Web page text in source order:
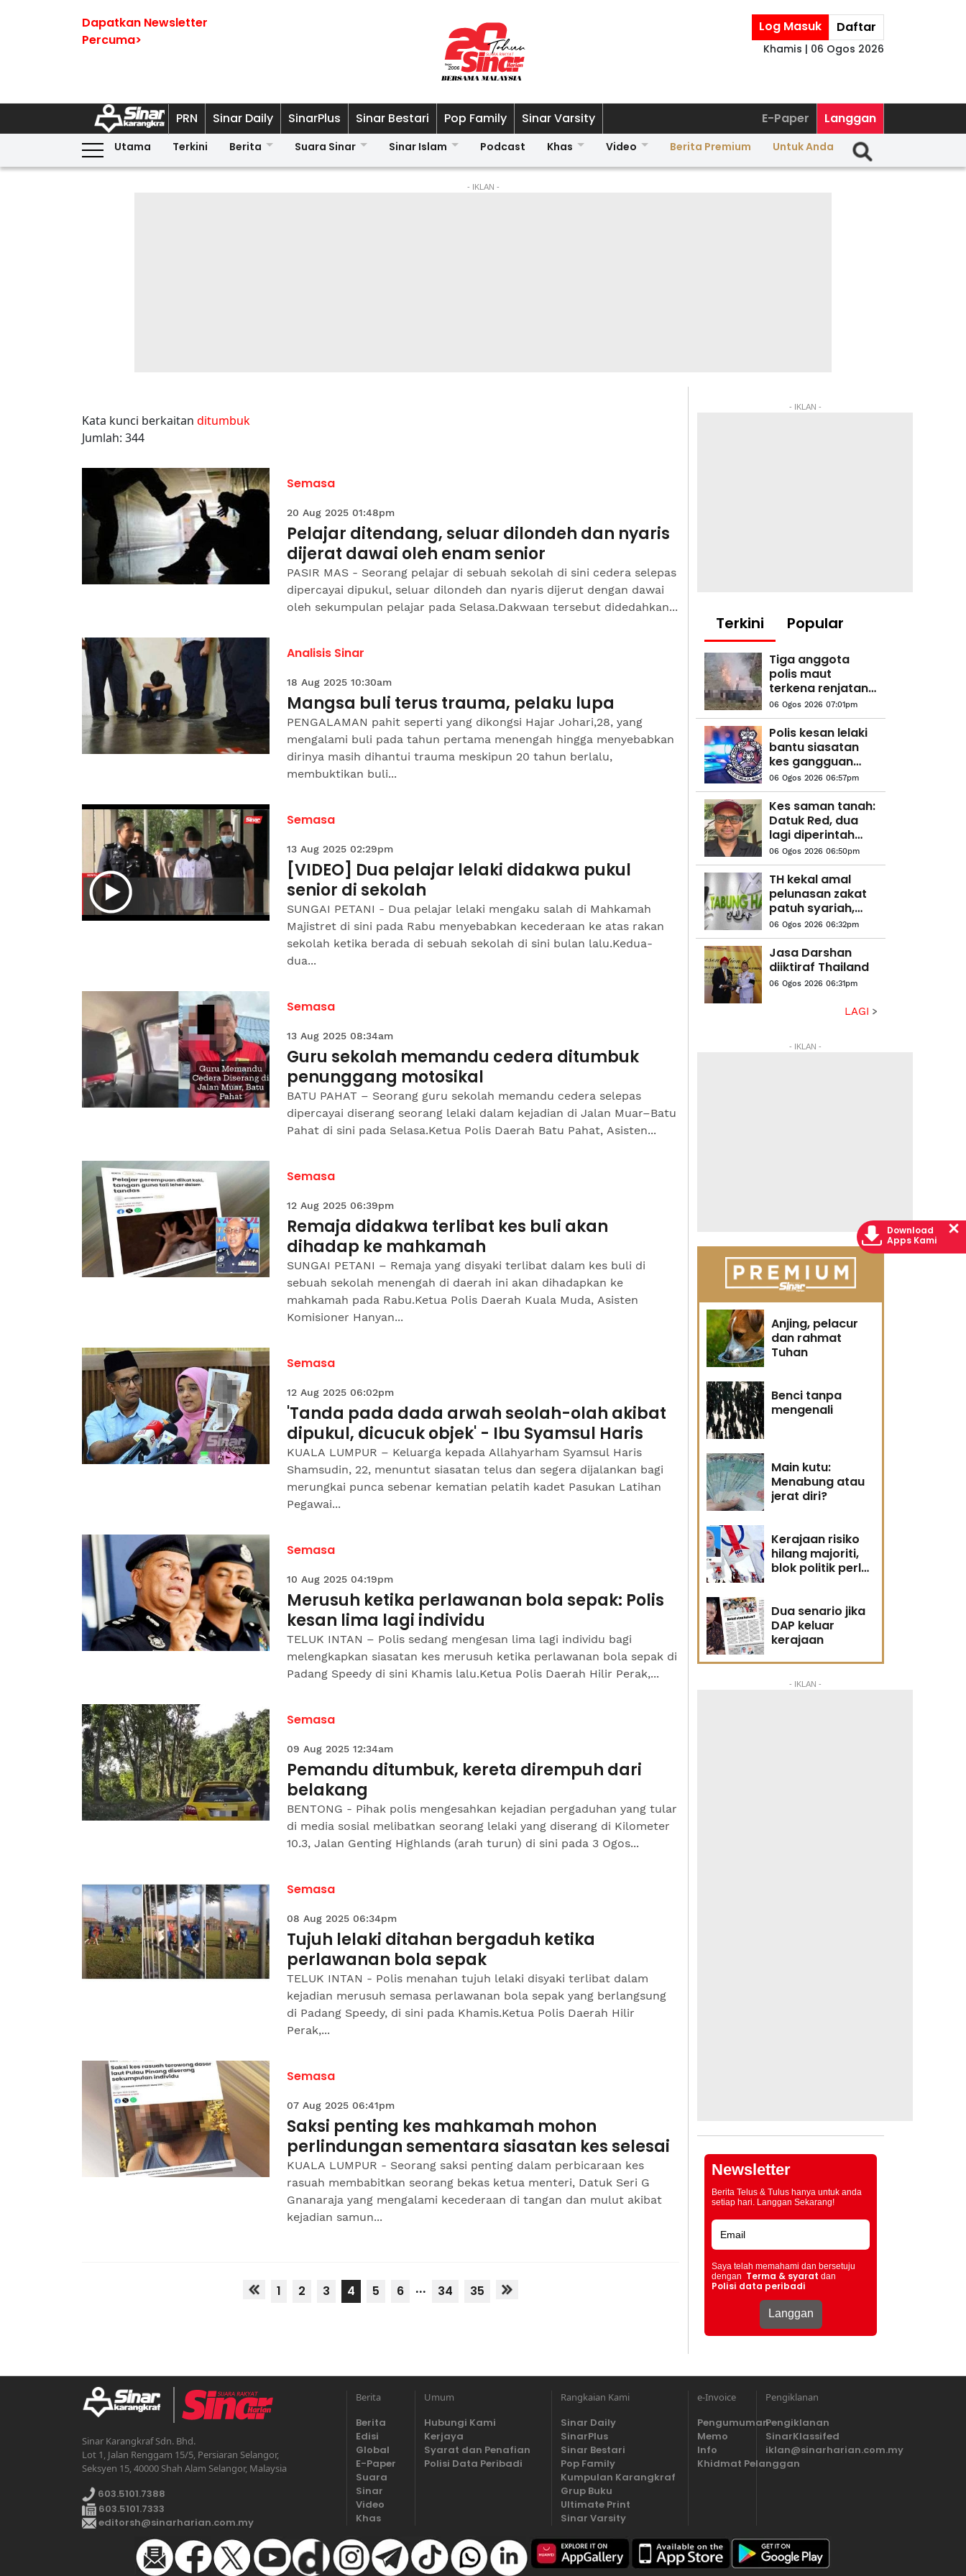
Dapatkan Newsletter
Percuma>
Log Masuk Daftar
Khamis | 06 Ogos 2026
PRN Sinar Daily SinarPlus Sinar Bestari Pop Family Sinar Varsity E-Paper Langgan
Utama Terkini Berita Suara Sinar Sinar Islam Podcast Khas Video Berita Premium Untuk Anda
- IKLAN -
Kata kunci berkaitan ditumbuk
Jumlah: 344
Semasa
20 Aug 2025 01:48pm
Pelajar ditendang, seluar dilondeh dan nyaris
dijerat dawai oleh enam senior
PASIR MAS - Seorang pelajar di sebuah sekolah di sini cedera selepas
dipercayai dipukul, seluar dilondeh dan nyaris dijerut dengan dawai
oleh sekumpulan pelajar pada Selasa.Dakwaan tersebut didedahkan...
Analisis Sinar
18 Aug 2025 10:30am
Mangsa buli terus trauma, pelaku lupa
PENGALAMAN pahit seperti yang dikongsi Hajar Johari,28, yang
mengalami buli pada tahun pertama menengah hingga menyebabkan
dirinya masih dihantui trauma meskipun 20 tahun berlalu,
membuktikan buli...
Semasa
13 Aug 2025 02:29pm
[VIDEO] Dua pelajar lelaki didakwa pukul
senior di sekolah
SUNGAI PETANI - Dua pelajar lelaki mengaku salah di Mahkamah
Majistret di sini pada Rabu menyebabkan kecederaan ke atas rakan
sekolah ketika berada di sebuah sekolah di sini bulan lalu.Kedua-
dua...
Semasa
13 Aug 2025 08:34am
Guru sekolah memandu cedera ditumbuk
penunggang motosikal
BATU PAHAT – Seorang guru sekolah memandu cedera selepas
dipercayai diserang seorang lelaki dalam kejadian di Jalan Muar–Batu
Pahat di sini pada Selasa.Ketua Polis Daerah Batu Pahat, Asisten...
Semasa
12 Aug 2025 06:39pm
Remaja didakwa terlibat kes buli akan
dihadap ke mahkamah
SUNGAI PETANI – Remaja yang disyaki terlibat dalam kes buli di
sebuah sekolah menengah di daerah ini akan dihadapkan ke
mahkamah pada Rabu.Ketua Polis Daerah Kuala Muda, Asisten
Komisioner Hanyan...
Semasa
12 Aug 2025 06:02pm
'Tanda pada dada arwah seolah-olah akibat
dipukul, dicucuk objek' - Ibu Syamsul Haris
KUALA LUMPUR – Keluarga kepada Allahyarham Syamsul Haris
Shamsudin, 22, menuntut siasatan telus dan segera dijalankan bagi
merungkai punca sebenar kematian pelatih kadet Pasukan Latihan
Pegawai...
Semasa
10 Aug 2025 04:19pm
Merusuh ketika perlawanan bola sepak: Polis
kesan lima lagi individu
TELUK INTAN – Polis sedang mengesan lima lagi individu bagi
melengkapkan siasatan kes merusuh ketika perlawanan bola sepak di
Padang Speedy di sini Khamis lalu.Ketua Polis Daerah Hilir Perak,...
Semasa
09 Aug 2025 12:34am
Pemandu ditumbuk, kereta dirempuh dari
belakang
BENTONG - Pihak polis mengesahkan kejadian pergaduhan yang tular
di media sosial melibatkan seorang lelaki yang diserang di Kilometer
10.3, Jalan Genting Highlands (arah turun) di sini pada 3 Ogos...
Semasa
08 Aug 2025 06:34pm
Tujuh lelaki ditahan bergaduh ketika
perlawanan bola sepak
TELUK INTAN - Polis menahan tujuh lelaki disyaki terlibat dalam
kejadian merusuh semasa perlawanan bola sepak yang berlangsung
di Padang Speedy, di sini pada Khamis.Ketua Polis Daerah Hilir
Perak,...
Semasa
07 Aug 2025 06:41pm
Saksi penting kes mahkamah mohon
perlindungan sementara siasatan kes selesai
KUALA LUMPUR - Seorang saksi penting dalam perbicaraan kes
rasuah membabitkan seorang bekas ketua menteri, Datuk Seri G
Gnanaraja yang mengalami kecederaan di tangan dan mulut akibat
kejadian samun...
1 2 3 4 5 6 ... 34 35
- IKLAN -
Terkini Popular
Tiga anggota
polis maut
terkena renjatan
elektrik
06 Ogos 2026 07:01pm
Polis kesan lelaki
bantu siasatan
kes gangguan
seksual pelajar
Tingkatan Satu
06 Ogos 2026 06:57pm
Kes saman tanah:
Datuk Red, dua
lagi diperintah
bayar RM1.4 juta
kepada 17
pembeli
06 Ogos 2026 06:50pm
TH kekal amal
pelunasan zakat
patuh syariah,
penjelasan Mufti
Pahang bantu
tingkat
kefahaman
06 Ogos 2026 06:32pm
Jasa Darshan
diiktiraf Thailand
06 Ogos 2026 06:31pm
LAGI
- IKLAN -
Anjing, pelacur
dan rahmat
Tuhan
Benci tanpa
mengenali
Main kutu:
Menabung atau
jerat diri?
Kerajaan risiko
hilang majoriti,
blok politik perlu
Dua senario jika
DAP keluar
kerajaan
- IKLAN -
Newsletter
Berita Telus & Tulus hanya untuk anda
setiap hari. Langgan Sekarang!
Saya telah memahami dan bersetuju
dengan Terma & syarat dan
Polisi data peribadi
Sinar Karangkraf Sdn. Bhd.
Lot 1, Jalan Renggam 15/5, Persiaran Selangor,
Seksyen 15, 40000 Shah Alam Selangor, Malaysia
603.5101.7388
603.5101.7333
editorsh@sinarharian.com.my
Berita
Berita
Edisi
Global
E-Paper
Suara
Sinar
Video
Khas
Umum
Hubungi Kami
Kerjaya
Syarat dan Penafian
Polisi Data Peribadi
Rangkaian Kami
Sinar Daily
SinarPlus
Sinar Bestari
Pop Family
Kumpulan Karangkraf
Grup Buku
Ultimate Print
Sinar Varsity
e-Invoice
Pengumuman
Memo
Info
Khidmat Pelanggan
Pengiklanan
Pengiklanan
SinarKlassifed
iklan@sinarharian.com.my
Download
Apps Kami